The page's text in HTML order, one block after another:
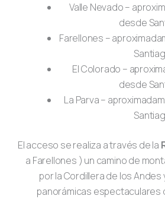
Valle Nevado –
desde
Farellones –
El Colorado –
desde
La Parva –
El acceso se realiza a través de la
a Farellones ) un camino de
por la Cordillera de los
panorámicas espectaculares